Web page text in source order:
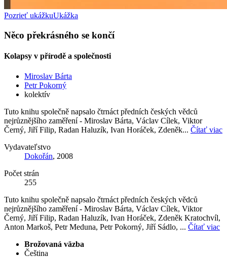
Pozrieť ukážkuUkážka
Něco překrásného se končí
Kolapsy v přírodě a společnosti
Miroslav Bárta
Petr Pokorný
kolektív
Tuto knihu společně napsalo čtrnáct předních českých vědců
nejrůznějšího zaměření - Miroslav Bárta, Václav Cílek, Viktor
Černý, Jiří Filip, Radan Haluzík, Ivan Horáček, Zdeněk... Čítať viac
Vydavateľstvo
Dokořán, 2008
Počet strán
255
Tuto knihu společně napsalo čtrnáct předních českých vědců
nejrůznějšího zaměření - Miroslav Bárta, Václav Cílek, Viktor
Černý, Jiří Filip, Radan Haluzík, Ivan Horáček, Zdeněk Kratochvíl,
Anton Markoš, Petr Meduna, Petr Pokorný, Jiří Sádlo, ... Čítať viac
Brožovaná väzba
Čeština